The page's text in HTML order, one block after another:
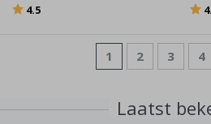
Beoordeling:
4.5
Pagina
U lees
1 Pagina
2 Pagina
3 4
Laatst